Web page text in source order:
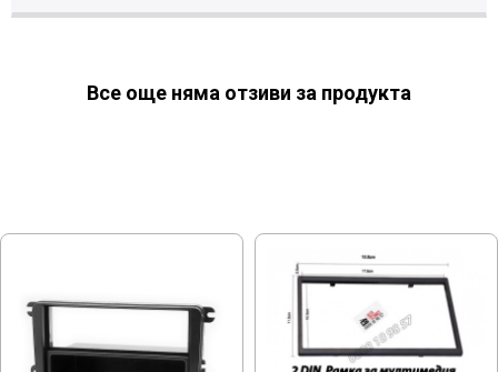
Все още няма отзиви за продукта